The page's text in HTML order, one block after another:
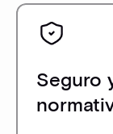
Seguro